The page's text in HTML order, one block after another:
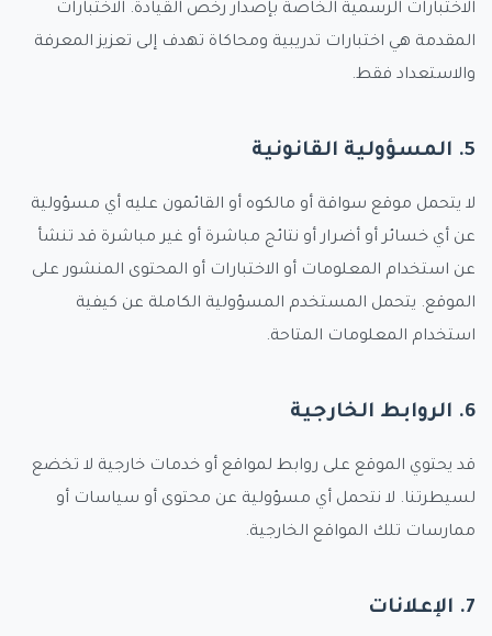
الاختبارات الرسمية الخاصة بإصدار رخص القيادة. الاختبارات
المقدمة هي اختبارات تدريبية ومحاكاة تهدف إلى تعزيز المعرفة
والاستعداد فقط.
5. المسؤولية القانونية
لا يتحمل موقع سواقة أو مالكوه أو القائمون عليه أي مسؤولية
عن أي خسائر أو أضرار أو نتائج مباشرة أو غير مباشرة قد تنشأ
عن استخدام المعلومات أو الاختبارات أو المحتوى المنشور على
الموقع. يتحمل المستخدم المسؤولية الكاملة عن كيفية
استخدام المعلومات المتاحة.
6. الروابط الخارجية
قد يحتوي الموقع على روابط لمواقع أو خدمات خارجية لا تخضع
لسيطرتنا. لا نتحمل أي مسؤولية عن محتوى أو سياسات أو
ممارسات تلك المواقع الخارجية.
7. الإعلانات